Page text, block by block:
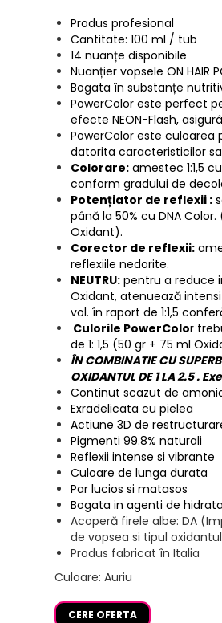
Produs profesional
Cantitate: 100 ml / tub
14 nuanțe disponibile
Nuanțier vopsele ON HAIR
Bogata în substanțe
PowerColor este perfect
efecte NEON-Flash,
PowerColor este
datorita caracteristicilor
Colorare: amestec 1:1,5
conform gradului de
Potențiator de reflexii :
până la 50% cu DNA
Oxidant).
Corector de reflexii:
reflexiile nedorite.
NEUTRU: pentru a reduce
Oxidant, atenuează
vol. în raport de 1:1,5
Culorile PowerColor
de 1: 1,5 (50 gr + 75 ml
ÎN COMBINATIE CU
OXIDANTUL DE 1 LA 2.5 .
Continut scazut de
Exradelicata cu pielea
Actiune 3D de
Pigmenti 99.8% naturali
Reflexii intense si vibrante
Culoare de lunga durata
Par lucios si matasos
Bogata in agenti de
Acoperă firele albe: DA
de vopsea si tipul
Produs fabricat în Italia
Culoare: Auriu
CERE OFERTA